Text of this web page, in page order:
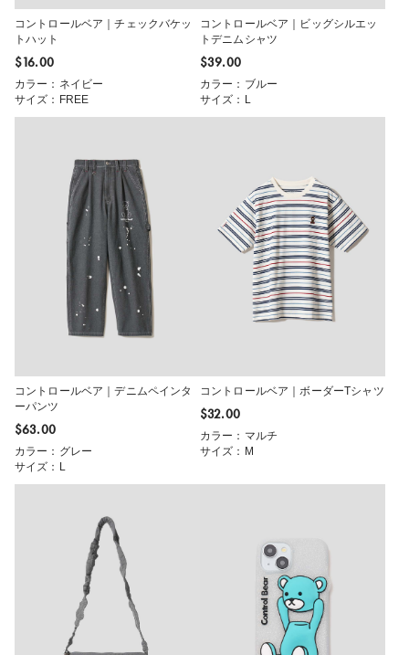
コントロールベア｜チェックバケッ
トハット
$‌16.00
カラー：ネイビー
サイズ：FREE
コントロールベア｜ビッグシルエッ
トデニムシャツ
$‌39.00
カラー：ブルー
サイズ：L
コントロールベア｜デニムペインタ
ーパンツ
$‌63.00
カラー：グレー
サイズ：L
コントロールベア｜ボーダーTシャツ
$‌32.00
カラー：マルチ
サイズ：M